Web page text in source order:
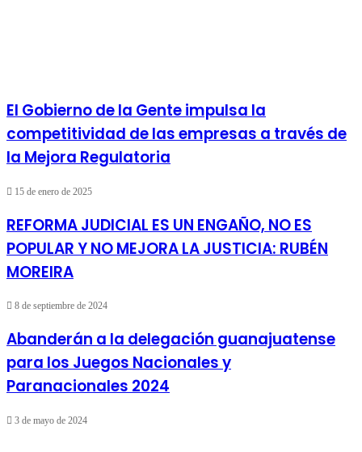
El Gobierno de la Gente impulsa la
competitividad de las empresas a través de
la Mejora Regulatoria
15 de enero de 2025
REFORMA JUDICIAL ES UN ENGAÑO, NO ES
POPULAR Y NO MEJORA LA JUSTICIA: RUBÉN
MOREIRA
8 de septiembre de 2024
Abanderán a la delegación guanajuatense
para los Juegos Nacionales y
Paranacionales 2024
3 de mayo de 2024